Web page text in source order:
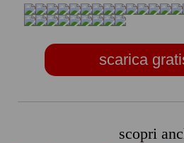
scarica
scopri